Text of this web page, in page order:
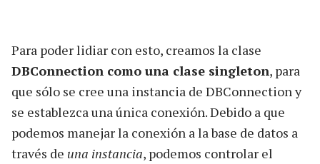
Para poder lidiar con esto, creamos la clase
DBConnection como una clase singleton, para
que sólo se cree una instancia de DBConnection y
se establezca una única conexión. Debido a que
podemos manejar la conexión a la base de datos a
través de una instancia, podemos controlar el